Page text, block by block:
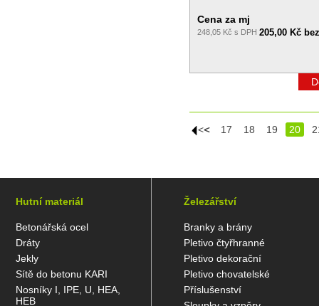
Cena za mj
248,05 Kč s DPH 205,00 Kč
|<<
< 17 18 19 20
Hutní materiál
Betonářská ocel
Dráty
Jekly
Sítě do betonu KARI
Nosníky I, IPE, U, HEA,
HEB
Železářství
Branky a brány
Pletivo čtyřhranné
Pletivo dekorační
Pletivo chovatelské
Příslušenství